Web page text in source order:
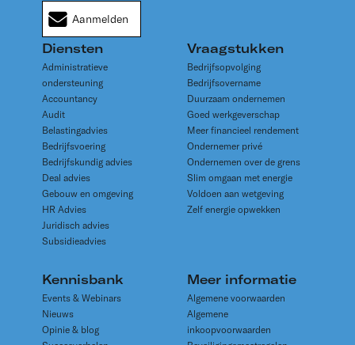
Aanmelden
Diensten
Administratieve
ondersteuning
Accountancy
Audit
Belastingadvies
Bedrijfsvoering
Bedrijfskundig advies
Deal advies
Gebouw en omgeving
HR Advies
Juridisch advies
Subsidieadvies
Vraagstukken
Bedrijfsopvolging
Bedrijfsovername
Duurzaam ondernemen
Goed werkgeverschap
Meer financieel rendement
Ondernemer privé
Ondernemen over de grens
Slim omgaan met energie
Voldoen aan wetgeving
Zelf energie opwekken
Kennisbank
Events & Webinars
Nieuws
Opinie & blog
Meer informatie
Algemene voorwaarden
Algemene
inkoopvoorwaarden